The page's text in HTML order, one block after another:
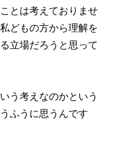
とは考えておりませ
どもの方から理解を
立場だろうと思って
う考えなのかという
ふうに思うんです